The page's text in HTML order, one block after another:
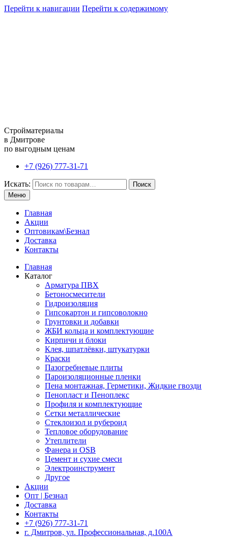
Перейти к навигации Перейти к содержимому
Стройматериалы
в Дмитрове
по выгодным ценам
+7 (926) 777-31-71
Искать:
Поиск
Меню
Главная
Акции
Оптовикам\Безнал
Доставка
Контакты
Главная
Каталог
Арматура ПВХ
Бетоносмесители
Гидроизоляция
Гипсокартон и гипсоволокно
Грунтовки и добавки
ЖБИ кольца и комплектующие
Кирпичи и блоки
Клея, шпатлёвки, штукатурки
Краски
Пазогребневые плиты
Пароизоляционные пленки
Пена монтажная, Герметики, Жидкие гвозди
Пенопласт и Пеноплекс
Профиля и комплектующие
Сетки металлические
Стеклоизол и рубероид
Тепловое оборудование
Утеплители
Фанера и OSB
Цемент и сухие смеси
Электроинструмент
Другое
Акции
Опт | Безнал
Доставка
Контакты
+7 (926) 777-31-71
г. Дмитров, ул. Профессиональная, д.100А